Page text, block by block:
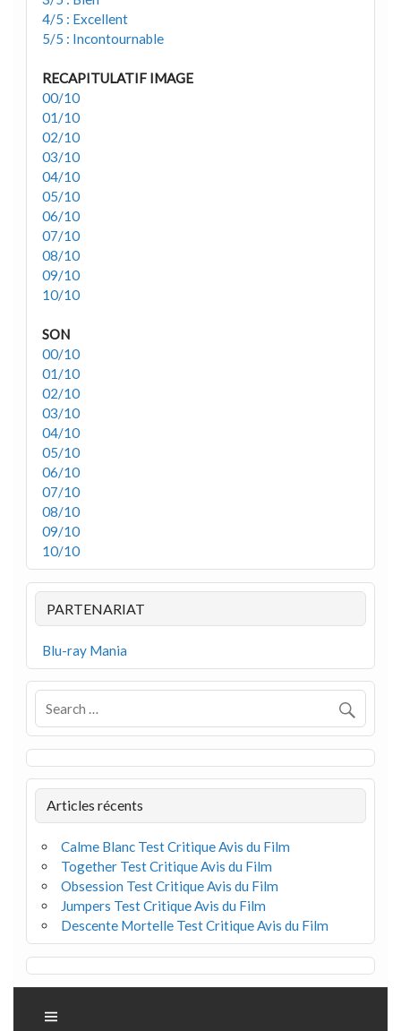
4/5 : Excellent
5/5 : Incontournable
RECAPITULATIF IMAGE
00/10
01/10
02/10
03/10
04/10
05/10
06/10
07/10
08/10
09/10
10/10
SON
00/10
01/10
02/10
03/10
04/10
05/10
06/10
07/10
08/10
09/10
10/10
PARTENARIAT
Blu-ray Mania
Articles récents
Calme Blanc Test Critique Avis du Film
Together Test Critique Avis du Film
Obsession Test Critique Avis du Film
Jumpers Test Critique Avis du Film
Descente Mortelle Test Critique Avis du Film